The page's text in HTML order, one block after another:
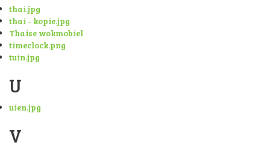
thai.jpg
thai - kopie.jpg
Thaise wokmobiel
timeclock.png
tuin.jpg
U
uien.jpg
V